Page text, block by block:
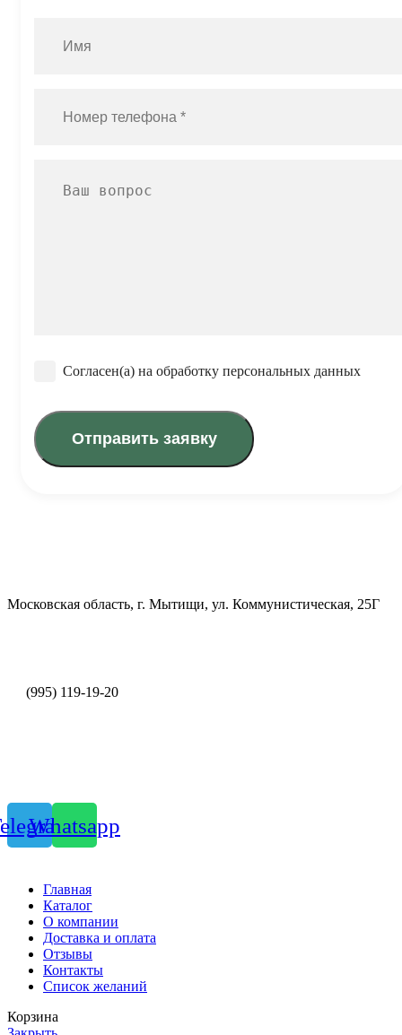
Согласен(а) на обработку персональных данных
Московская область, г. Мытищи, ул. Коммунистическая, 25Г
(995) 119-19-20
Whatsapp
Главная
Каталог
О компании
Доставка и оплата
Отзывы
Контакты
Список желаний
Корзина